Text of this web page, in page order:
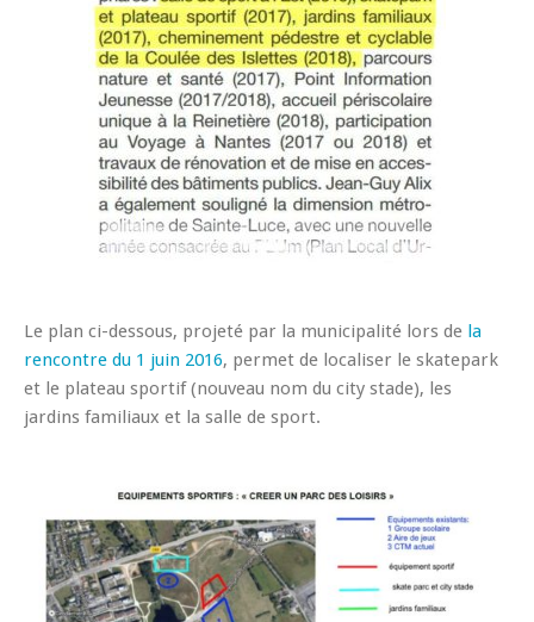
Le plan ci-dessous, projeté par la municipalité lors de la
rencontre du 1 juin 2016, permet de localiser le skatepark
et le plateau sportif (nouveau nom du city stade), les
jardins familiaux et la salle de sport.